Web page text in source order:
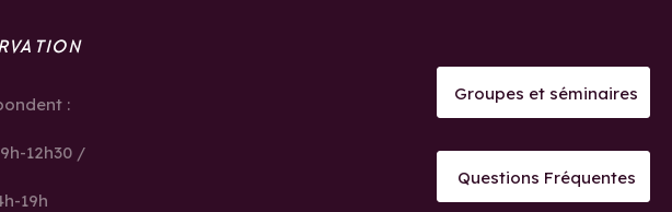
:
12h30 /
19h
Groupes et séminaires
Questions Fréquentes